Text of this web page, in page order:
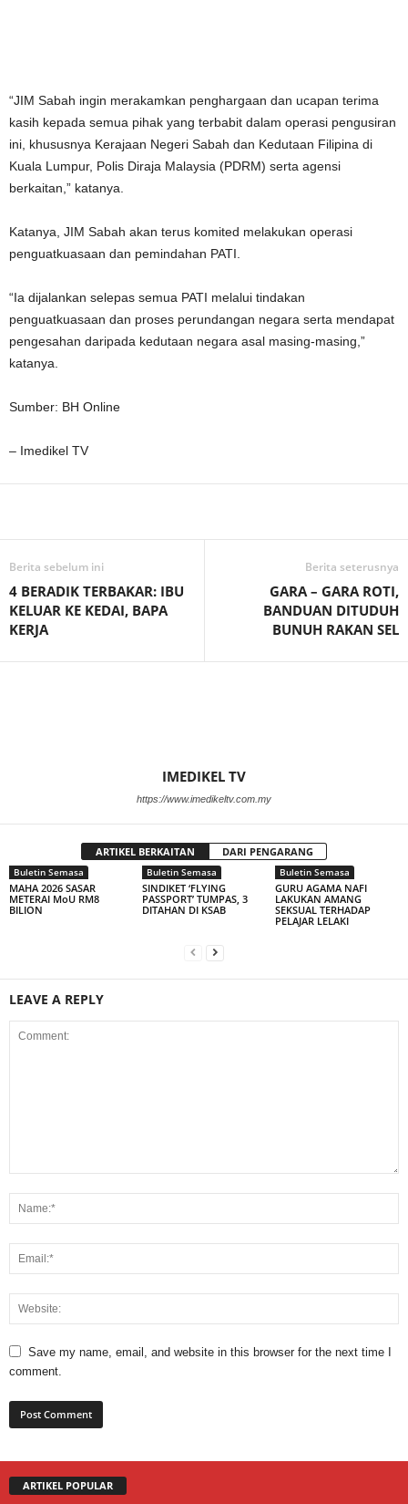
“JIM Sabah ingin merakamkan penghargaan dan ucapan terima
kasih kepada semua pihak yang terbabit dalam operasi pengusiran
ini, khususnya Kerajaan Negeri Sabah dan Kedutaan Filipina di
Kuala Lumpur, Polis Diraja Malaysia (PDRM) serta agensi
berkaitan,” katanya.
Katanya, JIM Sabah akan terus komited melakukan operasi
penguatkuasaan dan pemindahan PATI.
“Ia dijalankan selepas semua PATI melalui tindakan
penguatkuasaan dan proses perundangan negara serta mendapat
pengesahan daripada kedutaan negara asal masing-masing,”
katanya.
Sumber: BH Online
– Imedikel TV
Berita sebelum ini
4 BERADIK TERBAKAR: IBU
KELUAR KE KEDAI, BAPA
KERJA
Berita seterusnya
GARA – GARA ROTI,
BANDUAN DITUDUH
BUNUH RAKAN SEL
IMEDIKEL TV
https://www.imedikeltv.com.my
ARTIKEL BERKAITAN DARI PENGARANG
Buletin Semasa
MAHA 2026 SASAR
METERAI MoU RM8
BILION
Buletin Semasa
SINDIKET ‘FLYING
PASSPORT’ TUMPAS, 3
DITAHAN DI KSAB
Buletin Semasa
GURU AGAMA NAFI
LAKUKAN AMANG
SEKSUAL TERHADAP
PELAJAR LELAKI
LEAVE A REPLY
Save my name, email, and website in this browser for the next time I
comment.
ARTIKEL POPULAR